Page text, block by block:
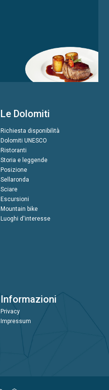
Le Dolomiti
Richiesta disponibilità
Dolomiti UNESCO
Ristoranti
Storia e leggende
Posizione
Sellaronda
Sciare
Escursioni
Mountain bike
Luoghi d'interesse
Informazioni
Privacy
Impressum